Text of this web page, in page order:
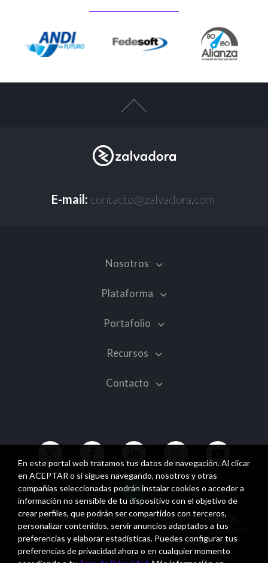
En este portal web tratamos tus datos de navegación. Al clicar
en ACEPTAR o si sigues navegando, nosotros y otras
compañías seleccionadas podrán instalar cookies o acceder a
información no sensible de tu dispositivo con el objetivo de
crear perfiles, que podrán ser compartidos con terceros,
personalizar contenidos, servir anuncios adaptados a tus
preferencias y elaborar estadísticas. Puedes configurar tus
preferencias de privacidad ahora o en cualquier momento
E-mail: contacto@zalvadora.com
Nosotros
Plataforma
Portafolio
Recursos
Contacto
© 2026 Zalvadora. Todos los derechos reservados
Política de
privacidad
Política de cookies
Términos y condiciones de uso
Política general de seguridad de la información